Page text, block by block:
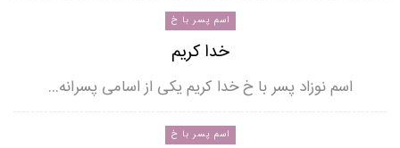
اسم پسر با خ
خدا کریم
اسم نوزاد پسر با خ خدا کریم یکی از اسامی پسرانه…
اسم پسر با خ